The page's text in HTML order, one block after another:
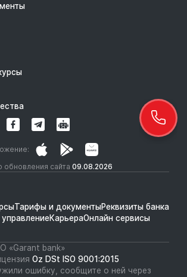
обновления сайта 09.08.2026
Тарифы и документыРеквизиты банка
КарьераОнлайн сервисы
«Garant bank»
Oz DSt ISO 9001:2015
ошибку, сообщите о ней через